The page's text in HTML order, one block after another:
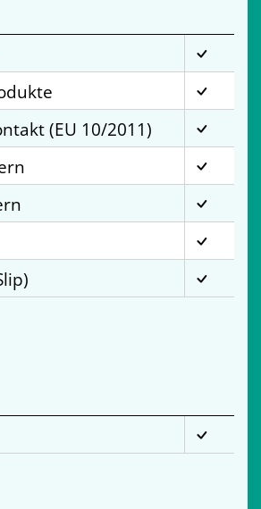
(EU 10/2011)